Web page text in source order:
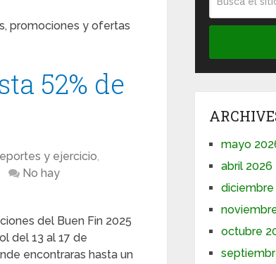
promociones y ofertas
52% de
y ejercicio,
No hay
del Buen Fin 2025
del 13 al 17 de
encontraras hasta un
mayo
abril 2026
diciembre
octubre